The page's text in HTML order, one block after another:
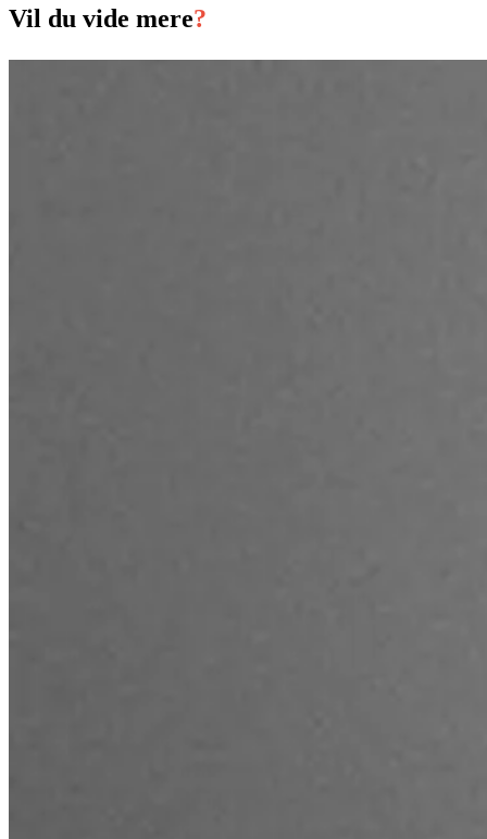
Vil du vide mere?